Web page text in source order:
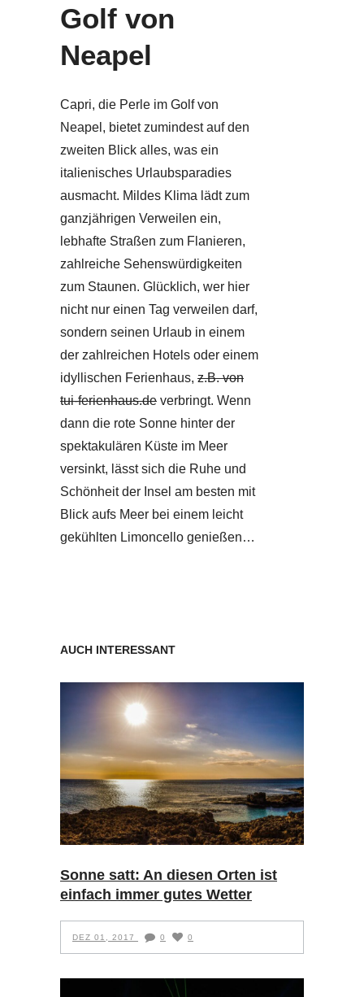
Golf von
Neapel
Capri, die Perle im Golf von
Neapel, bietet zumindest auf den
zweiten Blick alles, was ein
italienisches Urlaubsparadies
ausmacht. Mildes Klima lädt zum
ganzjährigen Verweilen ein,
lebhafte Straßen zum Flanieren,
zahlreiche Sehenswürdigkeiten
zum Staunen. Glücklich, wer hier
nicht nur einen Tag verweilen darf,
sondern seinen Urlaub in einem
der zahlreichen Hotels oder einem
idyllischen Ferienhaus, z.B. von
tui-ferienhaus.de verbringt. Wenn
dann die rote Sonne hinter der
spektakulären Küste im Meer
versinkt, lässt sich die Ruhe und
Schönheit der Insel am besten mit
Blick aufs Meer bei einem leicht
gekühlten Limoncello genießen…
AUCH INTERESSANT
Sonne satt: An diesen Orten ist
einfach immer gutes Wetter
DEZ 01, 2017 0 0